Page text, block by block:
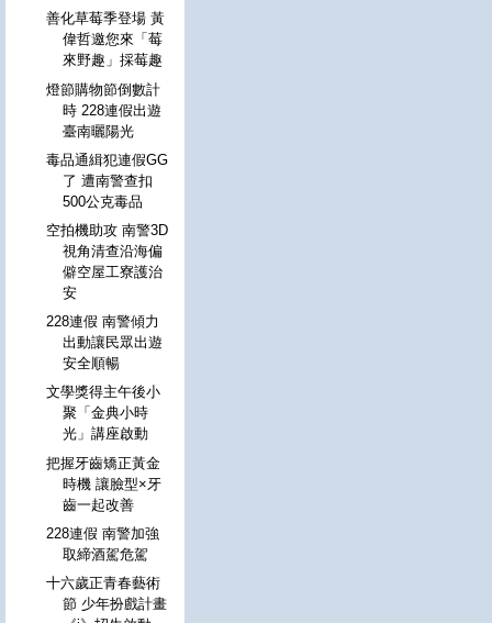
善化草莓季登場 黃
偉哲邀您來「莓
來野趣」採莓趣
燈節購物節倒數計
時 228連假出遊
臺南曬陽光
毒品通緝犯連假GG
了 遭南警查扣
500公克毒品
空拍機助攻 南警3D
視角清查沿海偏
僻空屋工寮護治
安
228連假 南警傾力
出動讓民眾出遊
安全順暢
文學獎得主午後小
聚「金典小時
光」講座啟動
把握牙齒矯正黃金
時機 讓臉型×牙
齒一起改善
228連假 南警加強
取締酒駕危駕
十六歲正青春藝術
節 少年扮戲計畫